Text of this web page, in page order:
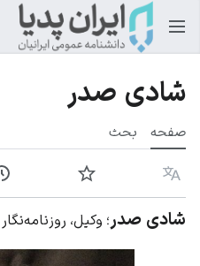
شادی صدر
صفحه بحث
زبان پیگیری
شادی صدر ؛ وکیل،